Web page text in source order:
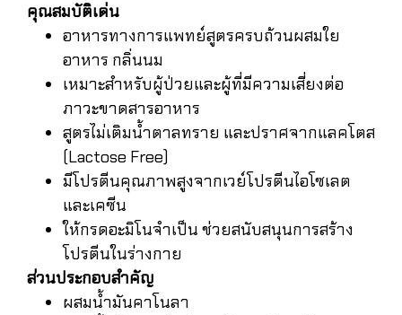
คุณสมบัติเด่น
อาหารทางการแพทย์สูตรครบถ้วนผสมใย
อาหาร กลิ่นนม
เหมาะสำหรับผู้ป่วยและผู้ที่มีความเสี่ยงต่อ
ภาวะขาดสารอาหาร
สูตรไม่เติมน้ำตาลทราย และปราศจากแลคโตส
(Lactose Free)
มีโปรตีนคุณภาพสูงจากเวย์โปรตีนไอโซเลต
และเคซีน
ให้กรดอะมิโนจำเป็น ช่วยสนับสนุนการสร้าง
โปรตีนในร่างกาย
ส่วนประกอบสำคัญ
ผสมน้ำมันคาโนลา